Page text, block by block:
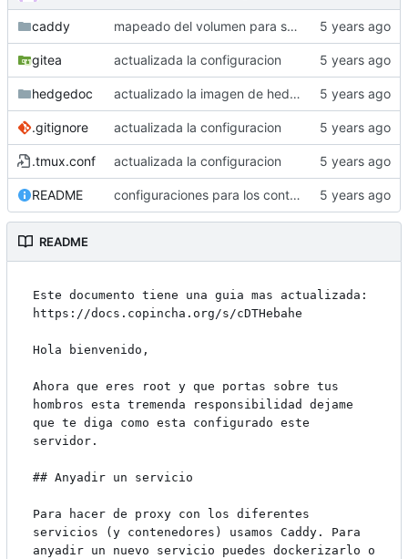
caddy mapeado del volumen para seccion arte
gitea actualizada la configuracion
hedgedoc actualizado la imagen de hedgedoc
.gitignore actualizada la configuracion
.tmux.conf actualizada la configuracion
README configuraciones para los contenedores del servidor de copincha
README
Este documento tiene una guia mas actualizada:
https://docs.copincha.org/s/cDTHebahe
Hola bienvenido,
Ahora que eres root y que portas sobre tus
hombros esta tremenda responsibilidad dejame
que te diga como esta configurado este
servidor.
## Anyadir un servicio
Para hacer de proxy con los diferentes
servicios (y contenedores) usamos Caddy. Para
anyadir un nuevo servicio puedes dockerizarlo o